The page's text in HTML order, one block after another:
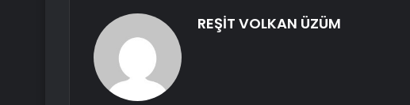
REŞİT VOLKAN ÜZÜM